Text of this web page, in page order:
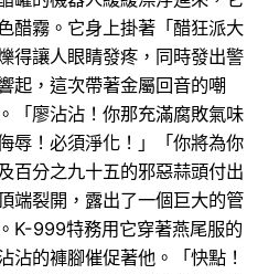
醋霧。它身上掛著「醋狂派大
得讓人眼睛發疼，同時發出警
起，這次帶著金屬回音的嘲
「廖沾沾！你那充滿腐敗氣味
辱！必須淨化！」「你將為你
百分之九十五的邪惡蒜頭付出
端裂開，露出了一個巨大的管
K-999特務用它穿著燕尾服的
沾的褲腳催促著他。「快點！